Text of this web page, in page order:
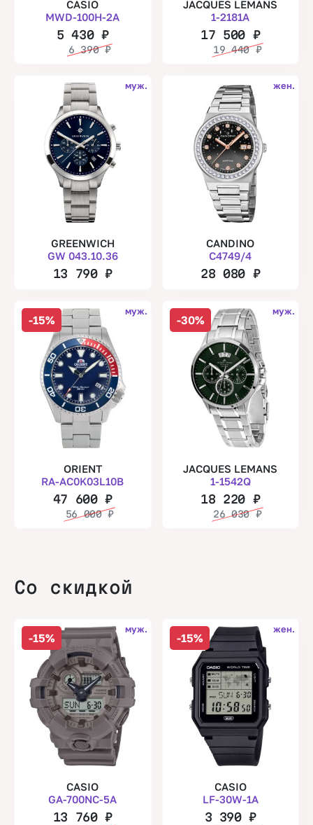
CASIO
MWD-100H-2A
5 430 ₽
6 390₽
JACQUES LEMANS
1-2181A
17 500 ₽
19 440₽
муж.
GREENWICH
GW 043.10.36
13 790₽
жен.
CANDINO
C4749/4
28 080 ₽
-15%
муж.
ORIENT
RA-AC0K03L10B
47 600₽
56 000₽
-30%
муж.
JACQUES LEMANS
1-1542Q
18 220 ₽
26 030₽
Со скидкой
-15%
муж.
CASIO
GA-700NC-5A
13 760₽
-15%
жен.
CASIO
LF-30W-1A
3 390₽